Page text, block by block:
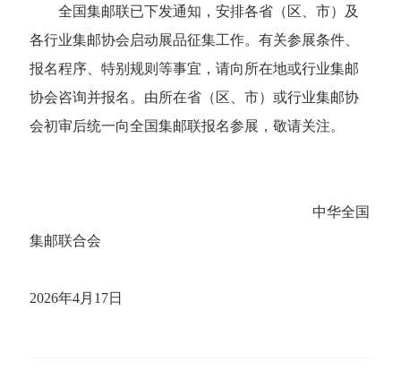
全国集邮联已下发通知，安排各省（区、市）及
各行业集邮协会启动展品征集工作。有关参展条件、
报名程序、特别规则等事宜，请向所在地或行业集邮
协会咨询并报名。由所在省（区、市）或行业集邮协
会初审后统一向全国集邮联报名参展，敬请关注。
中华全国
集邮联合会
2026年4月17日